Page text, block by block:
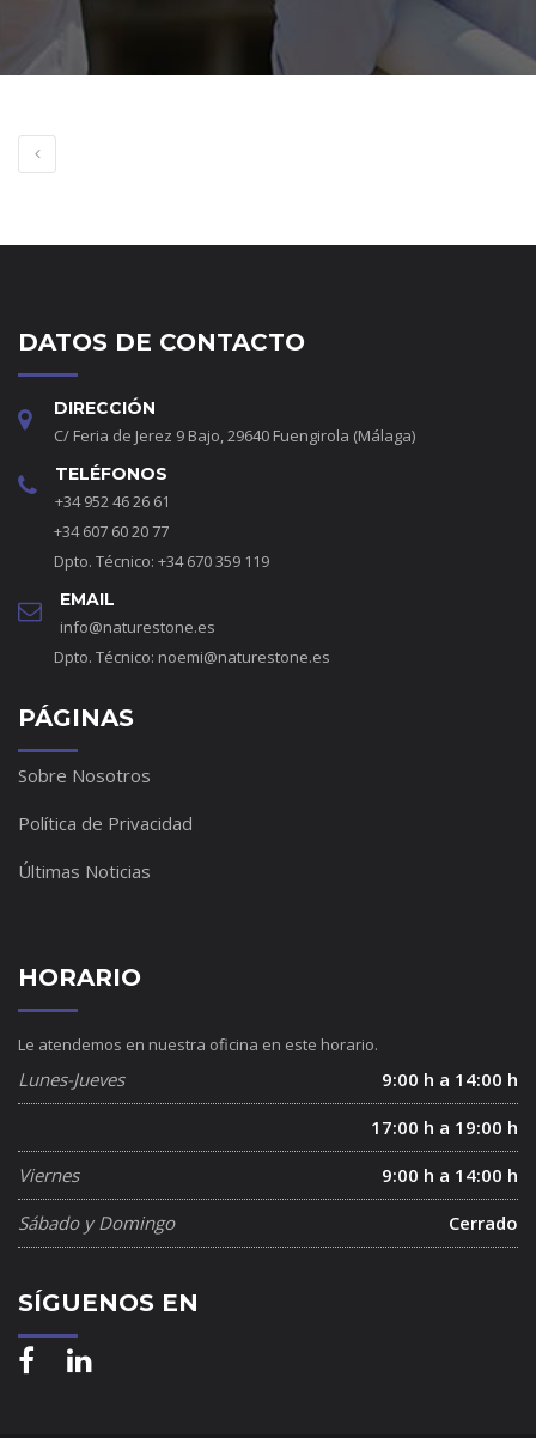
DATOS DE CONTACTO
DIRECCIÓN
C/ Feria de Jerez 9 Bajo, 29640 Fuengirola (Málaga)
TELÉFONOS
+34 952 46 26 61
+34 607 60 20 77
Dpto. Técnico: +34 670 359 119
EMAIL
info@naturestone.es
Dpto. Técnico: noemi@naturestone.es
PÁGINAS
Sobre Nosotros
Política de Privacidad
Últimas Noticias
HORARIO
Le atendemos en nuestra oficina en este horario.
Lunes-Jueves
9:00 h a 14:00 h
17:00 h a 19:00 h
Viernes
9:00 h a 14:00 h
Sábado y Domingo
Cerrado
SÍGUENOS EN